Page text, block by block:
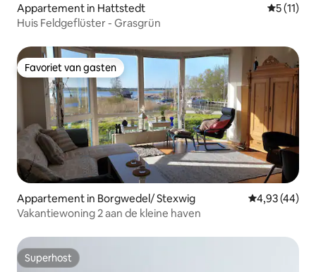
Appartement in Hattstedt
5 (11)
Huis Feldgeflüster - Grasgrün
Favoriet van gasten
Favoriet van gasten
Appartement in Borgwedel/ Stexwig Gemiddelde
4,93 (44)
Vakantiewoning 2 aan de kleine haven
Superhost
Superhost